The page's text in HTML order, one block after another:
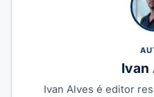
Ivan
Ivan Alves é editor